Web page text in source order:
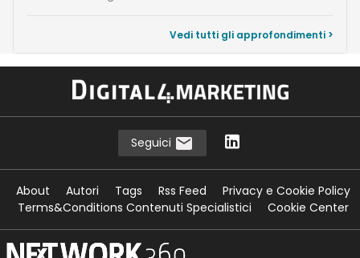
Vedi tutti gli approfondimenti >
Seguici
About Autori Tags Rss Feed
Privacy e Cookie Policy
Terms&Conditions Contenuti Specialistici
Cookie Center